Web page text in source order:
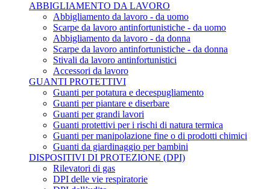
ABBIGLIAMENTO DA LAVORO
Abbigliamento da lavoro - da uomo
Scarpe da lavoro antinfortunistiche - da uomo
Abbigliamento da lavoro - da donna
Scarpe da lavoro antinfortunistiche - da donna
Stivali da lavoro antinfortunistici
Accessori da lavoro
GUANTI PROTETTIVI
Guanti per potatura e decespugliamento
Guanti per piantare e diserbare
Guanti per grandi lavori
Guanti protettivi per i rischi di natura termica
Guanti per manipolazione fine o di prodotti chimici
Guanti da giardinaggio per bambini
DISPOSITIVI DI PROTEZIONE (DPI)
Rilevatori di gas
DPI delle vie respiratorie